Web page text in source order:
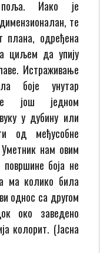
поља. Иако је
те
плана, одређена
циљем да упију
Истраживање
боје унутар
још једном
у дубину или
од међусобне
нам овим
боја не
ма колико била
однос са другом
око заведено
колорит. (Јасна